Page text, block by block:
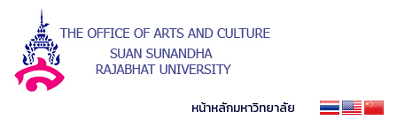
หน้าหลักมหาวิทยาลัย